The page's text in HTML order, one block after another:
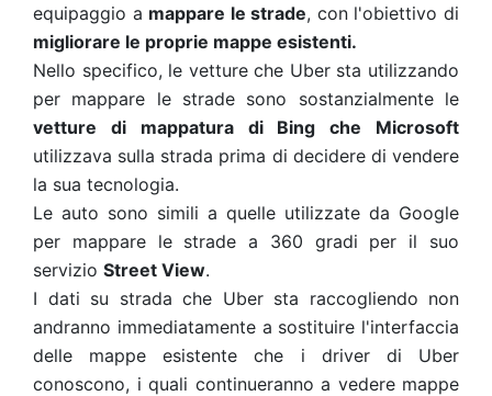
equipaggio a mappare le strade, con l'obiettivo di
migliorare le proprie mappe esistenti.
Nello specifico, le vetture che Uber sta utilizzando
per mappare le strade sono sostanzialmente le
vetture di mappatura di Bing che Microsoft
utilizzava sulla strada prima di decidere di vendere
la sua tecnologia.
Le auto sono simili a quelle utilizzate da Google
per mappare le strade a 360 gradi per il suo
servizio Street View.
I dati su strada che Uber sta raccogliendo non
andranno immediatamente a sostituire l'interfaccia
delle mappe esistente che i driver di Uber
conoscono, i quali continueranno a vedere mappe